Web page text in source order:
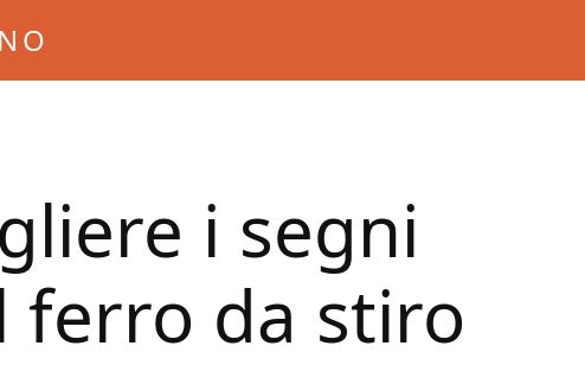
i segni
ferro da stiro